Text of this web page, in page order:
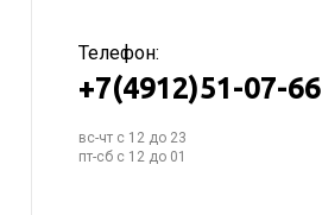
Телефон:
+7(4912)51-07-66
вс-чт с 12 до 23
пт-сб с 12 до 01